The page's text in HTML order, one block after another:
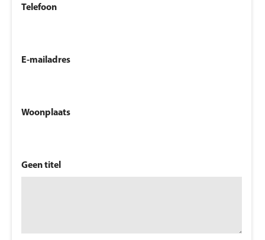
Telefoon
E-mailadres
Woonplaats
Geen titel